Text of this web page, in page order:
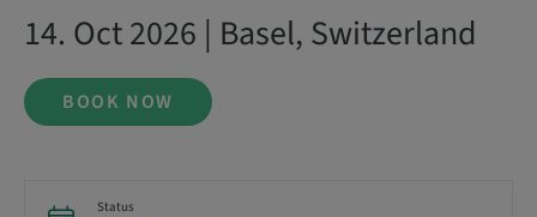
14. Oct 2026 | Basel, Switzerland
BOOK NOW
Status